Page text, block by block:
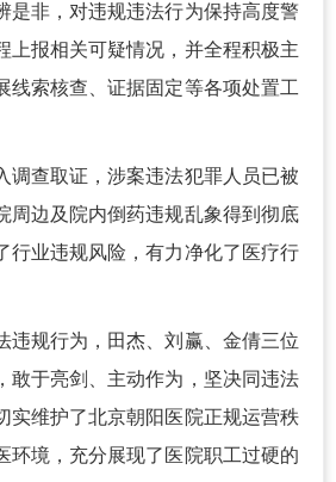
是非，对违规违法行为保持高度警
上报相关可疑情况，并全程积极主
线索核查、证据固定等各项处置工
查取证，涉案违法犯罪人员已被
周边及院内倒药违规乱象得到彻底
行业违规风险，有力净化了医疗行
规行为，田杰、刘赢、金倩三位
敢于亮剑、主动作为，坚决同违法
实维护了北京朝阳医院正规运营秩
环境，充分展现了医院职工过硬的